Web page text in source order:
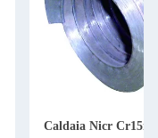
Caldaia Nicr